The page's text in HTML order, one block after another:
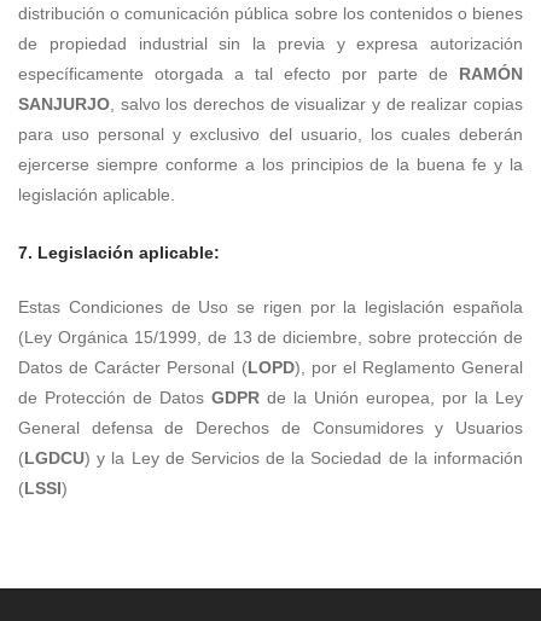
distribución o comunicación pública sobre los contenidos o bienes
de propiedad industrial sin la previa y expresa autorización
específicamente otorgada a tal efecto por parte de RAMÓN
SANJURJO , salvo los derechos de visualizar y de realizar copias
para uso personal y exclusivo del usuario, los cuales deberán
ejercerse siempre conforme a los principios de la buena fe y la
legislación aplicable.
7. Legislación aplicable:
Estas Condiciones de Uso se rigen por la legislación española
(Ley Orgánica 15/1999, de 13 de diciembre, sobre protección de
Datos de Carácter Personal (LOPD), por el Reglamento General
de Protección de Datos GDPR de la Unión europea, por la Ley
General defensa de Derechos de Consumidores y Usuarios
(LGDCU) y la Ley de Servicios de la Sociedad de la información
(LSSI)